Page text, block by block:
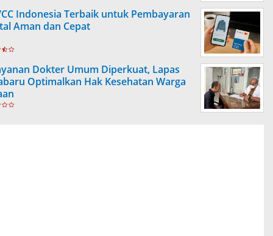
Indonesia Terbaik untuk Pembayaran
Aman dan Cepat
Dokter Umum Diperkuat, Lapas
Optimalkan Hak Kesehatan Warga